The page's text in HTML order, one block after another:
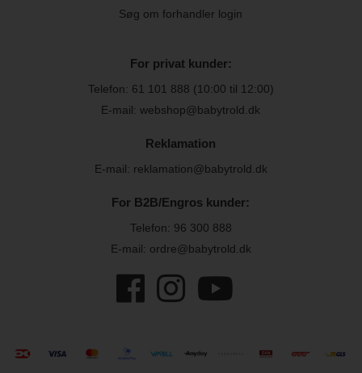
Søg om forhandler login
For privat kunder:
Telefon: 61 101 888 (10:00 til 12:00)
E-mail: webshop@babytrold.dk
Reklamation
E-mail: reklamation@babytrold.dk
For B2B/Engros kunder:
Telefon: 96 300 888
E-mail: ordre@babytrold.dk